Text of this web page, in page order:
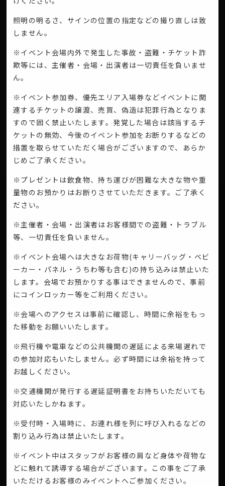
照明の明るさ、サインの位置の指定などの撮り直しは致
しません。
※イベント会場内外で発生した事故・盗難・チケット詐
欺等には、主催者・会場・出演者は一切責任を負いませ
ん。
※イベント参加券、優先エリア入場券などイベントに関
連するチケットの譲渡、売買、偽造は犯罪行為となりま
すので固く禁止いたします。発覚した場合は該当するチ
ケットの無効、今後のイベント参加をお断りするなどの
措置を取らせていただく場合がございますので、あらか
じめご了承ください。
※プレゼントは飲食物、持ち運びが困難な大きな物や重
量物のお預かりはお断りさせていただきます。ご了承く
ださい。
※主催者・会場・出演者はお客様間での盗難・トラブル
等、一切責任を負いません。
※イベント会場へは大きなお荷物(キャリーバッグ・ベビ
ーカー・パネル・うちわ等も含む)の持ち込みは禁止いた
します。会場でお預かりする事はできませんので、事前
にコインロッカー等をご利用ください。
※会場へのアクセスは事前に確認し、時間に余裕をもっ
た移動をお願いいたします。
※飛行機や電車などの公共機関の遅延による来場遅れで
の参加対応もいたしません。必ず時間には余裕を持って
お越しください。
※交通機関が発行する遅延証明書をお持ちいただいても
対応いたしかねます。
※受付時・入場時に、お連れ様を列に呼び入れるなどの
割り込み行為は禁止いたします。
※イベント中はスタッフがお客様の肩など身体や荷物な
どに触れて誘導する場合がございます。この事をご了承
いただけるお客様のみイベントへご参加ください。